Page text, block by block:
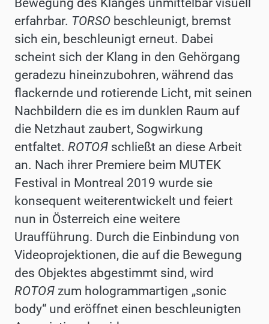
erfahrbar. TORSO beschleunigt, bremst
sich ein, beschleunigt erneut. Dabei
scheint sich der Klang in den Gehörgang
geradezu hineinzubohren, während das
flackernde und rotierende Licht, mit seinen
Nachbildern die es im dunklen Raum auf
die Netzhaut zaubert, Sogwirkung
entfaltet. ROTOЯ schließt an diese Arbeit
an. Nach ihrer Premiere beim MUTEK
Festival in Montreal 2019 wurde sie
konsequent weiterentwickelt und feiert
nun in Österreich eine weitere
Uraufführung. Durch die Einbindung von
Videoprojektionen, die auf die Bewegung
des Objektes abgestimmt sind, wird
ROTOЯ zum hologrammartigen „sonic
body“ und eröffnet einen beschleunigten